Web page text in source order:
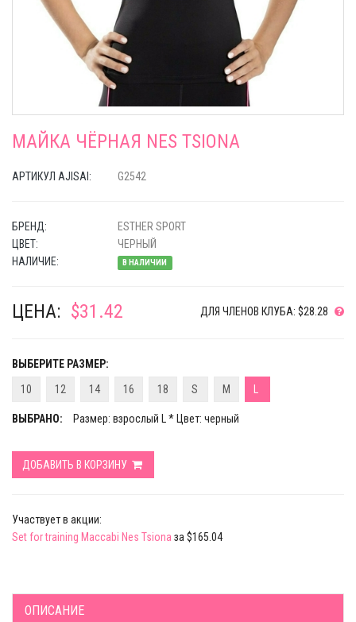
МАЙКА ЧЁРНАЯ NES TSIONA
АРТИКУЛ AJISAI: G2542
БРЕНД:
ESTHER SPORT
ЦВЕТ:
ЧЕРНЫЙ
НАЛИЧИЕ:
В НАЛИЧИИ
ЦЕНА: $31.42 ДЛЯ ЧЛЕНОВ КЛУБА: $28.28
ВЫБЕРИТЕ РАЗМЕР:
10
12 14 16 18 S M
ВЫБРАНО: Размер: взрослый L * Цвет: черный
ДОБАВИТЬ В КОРЗИНУ
Участвует в акции:
Set for training Maccabi Nes Tsiona за $165.04
ОПИСАНИЕ